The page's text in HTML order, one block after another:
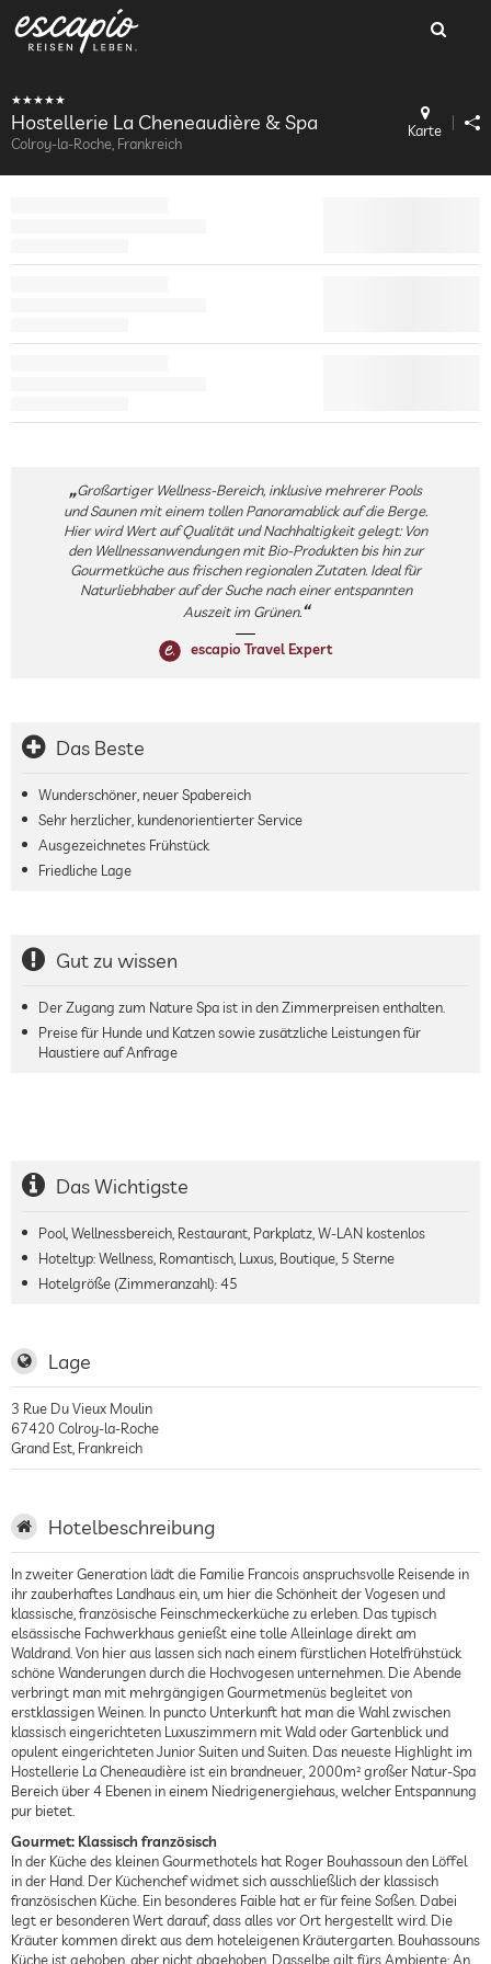
Hostellerie La Cheneaudière & Spa
Colroy-la-Roche, Frankreich
Karte
Großartiger Wellness-Bereich, inklusive mehrerer Pools
und Saunen mit einem tollen Panoramablick auf die Berge.
Hier wird Wert auf Qualität und Nachhaltigkeit gelegt: Von
den Wellnessanwendungen mit Bio-Produkten bis hin zur
Gourmetküche aus frischen regionalen Zutaten. Ideal für
Naturliebhaber auf der Suche nach einer entspannten
Auszeit im Grünen.
escapio Travel Expert
Das Beste
Wunderschöner, neuer Spabereich
Sehr herzlicher, kundenorientierter Service
Ausgezeichnetes Frühstück
Friedliche Lage
Gut zu wissen
Der Zugang zum Nature Spa ist in den Zimmerpreisen enthalten.
Preise für Hunde und Katzen sowie zusätzliche Leistungen für
Haustiere auf Anfrage
Das Wichtigste
Pool, Wellnessbereich, Restaurant, Parkplatz, W-LAN kostenlos
Hoteltyp: Wellness, Romantisch, Luxus, Boutique, 5 Sterne
Hotelgröße (Zimmeranzahl):45
Lage
3 Rue Du Vieux Moulin
67420 Colroy-la-Roche
Grand Est Frankreich
Hotelbeschreibung
In zweiter Generation lädt die Familie Francois anspruchsvolle Reisende in
ihr zauberhaftes Landhaus ein, um hier die Schönheit der Vogesen und
klassische, französische Feinschmeckerküche zu erleben. Das typisch
elsässische Fachwerkhaus genießt eine tolle Alleinlage direkt am
Waldrand. Von hier aus lassen sich nach einem fürstlichen Hotelfrühstück
schöne Wanderungen durch die Hochvogesen unternehmen. Die Abende
verbringt man mit mehrgängigen Gourmetmenüs begleitet von
erstklassigen Weinen. In puncto Unterkunft hat man die Wahl zwischen
klassisch eingerichteten Luxuszimmern mit Wald oder Gartenblick und
opulent eingerichteten Junior Suiten und Suiten. Das neueste Highlight im
Hostellerie La Cheneaudière ist ein brandneuer, 2000m² großer Natur-Spa
Bereich über 4 Ebenen in einem Niedrigenergiehaus, welcher Entspannung
pur bietet.
Gourmet: Klassisch französisch
In der Küche des kleinen Gourmethotels hat Roger Bouhassoun den Löffel
in der Hand. Der Küchenchef widmet sich ausschließlich der klassisch
französischen Küche. Ein besonderes Faible hat er für feine Soßen. Dabei
legt er besonderen Wert darauf, dass alles vor Ort hergestellt wird. Die
Kräuter kommen direkt aus dem hoteleigenen Kräutergarten. Bouhassouns
Küche ist gehoben, aber nicht abgehoben. Dasselbe gilt fürs Ambiente: An